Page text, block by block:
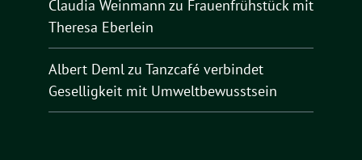
Claudia Weinmann zu Frauenfrühstück mit
Theresa Eberlein
Albert Demlzu Tanzcafé verbindet
Geselligkeit mit Umweltbewusstsein